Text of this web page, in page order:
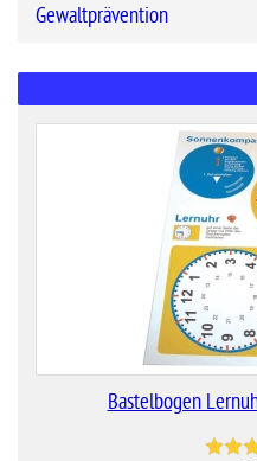
Gewaltprävention
Bastelbogen